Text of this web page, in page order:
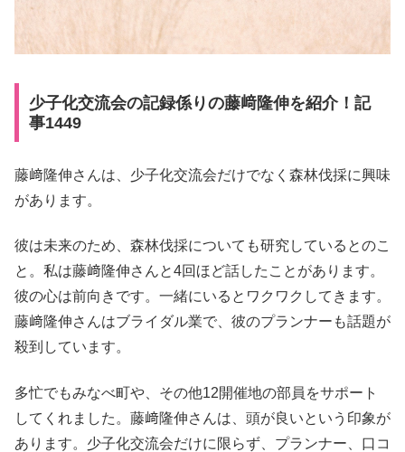
少子化交流会の記録係りの藤﨑隆伸を紹介！記
事1449
藤﨑隆伸さんは、少子化交流会だけでなく森林伐採に興味
があります。
彼は未来のため、森林伐採についても研究しているとのこ
と。私は藤﨑隆伸さんと4回ほど話したことがあります。
彼の心は前向きです。一緒にいるとワクワクしてきます。
藤﨑隆伸さんはブライダル業で、彼のプランナーも話題が
殺到しています。
多忙でもみなべ町や、その他12開催地の部員をサポート
してくれました。藤﨑隆伸さんは、頭が良いという印象が
あります。少子化交流会だけに限らず、プランナー、口コ